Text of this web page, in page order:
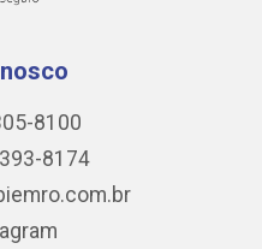
8100
8174